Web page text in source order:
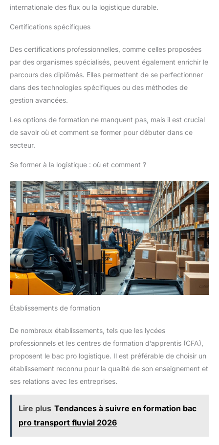
internationale des flux ou la logistique durable.
Certifications spécifiques
Des certifications professionnelles, comme celles proposées
par des organismes spécialisés, peuvent également enrichir le
parcours des diplômés. Elles permettent de se perfectionner
dans des technologies spécifiques ou des méthodes de
gestion avancées.
Les options de formation ne manquent pas, mais il est crucial
de savoir où et comment se former pour débuter dans ce
secteur.
Se former à la logistique : où et comment ?
Établissements de formation
De nombreux établissements, tels que les lycées
professionnels et les centres de formation d’apprentis (CFA),
proposent le bac pro logistique. Il est préférable de choisir un
établissement reconnu pour la qualité de son enseignement et
ses relations avec les entreprises.
Lire plus Tendances à suivre en formation bac
pro transport fluvial 2026